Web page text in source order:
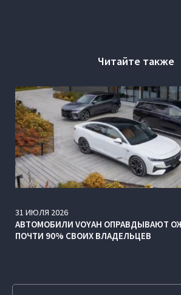
Читайте также
31 ИЮЛЯ 2026
АВТОМОБИЛИ VOYAH ОПРАВДЫВАЮТ
ПОЧТИ 90% СВОИХ ВЛАДЕЛЬЦЕВ